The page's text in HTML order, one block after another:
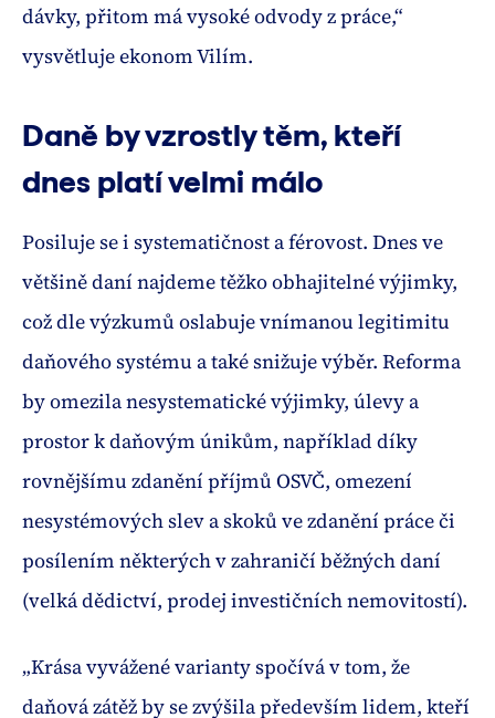
dávky, přitom má vysoké odvody z práce,“
vysvětluje ekonom Vilím.
Daně by vzrostly těm, kteří
dnes platí velmi málo
Posiluje se i systematičnost a férovost. Dnes ve
většině daní najdeme těžko obhajitelné výjimky,
což dle výzkumů oslabuje vnímanou legitimitu
daňového systému a také snižuje výběr. Reforma
by omezila nesystematické výjimky, úlevy a
prostor k daňovým únikům, například díky
rovnějšímu zdanění příjmů OSVČ, omezení
nesystémových slev a skoků ve zdanění práce či
posílením některých v zahraničí běžných daní
(velká dědictví, prodej investičních nemovitostí).
„Krása vyvážené varianty spočívá v tom, že
daňová zátěž by se zvýšila především lidem, kteří